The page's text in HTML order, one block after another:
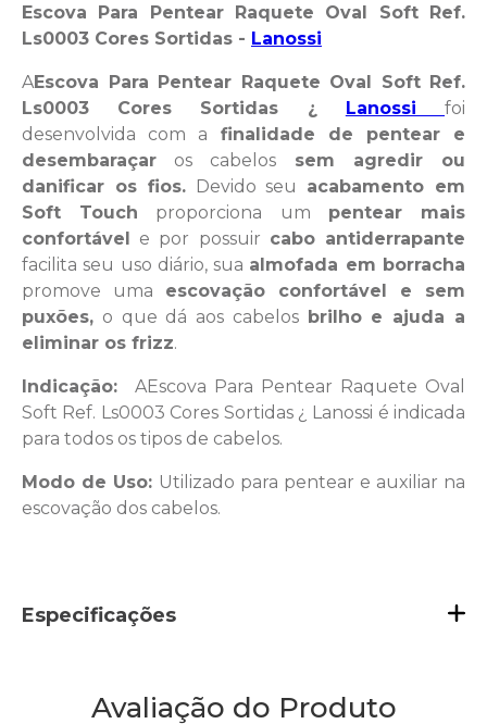
Escova Para Pentear Raquete Oval Soft Ref.
Ls0003 Cores Sortidas - Lanossi
AEscova Para Pentear Raquete Oval Soft Ref.
Ls0003 Cores Sortidas ¿ Lanossifoi
desenvolvida com a finalidade de pentear e
desembaraçar os cabelos sem agredir ou
danificar os fios.Devido seu acabamento em
Soft Touch proporciona um pentear mais
confortável e por possuir cabo antiderrapante
facilita seu uso diário, sua almofada em borracha
promove uma escovação confortável e sem
puxões, o que dá aos cabelos brilho e ajuda a
eliminar os frizz.
Indicação: AEscova Para Pentear Raquete Oval
Soft Ref. Ls0003 Cores Sortidas ¿ Lanossi é indicada
para todos os tipos de cabelos.
Modo de Uso: Utilizado para pentear e auxiliar na
escovação dos cabelos.
Especificações
Avaliação do Produto